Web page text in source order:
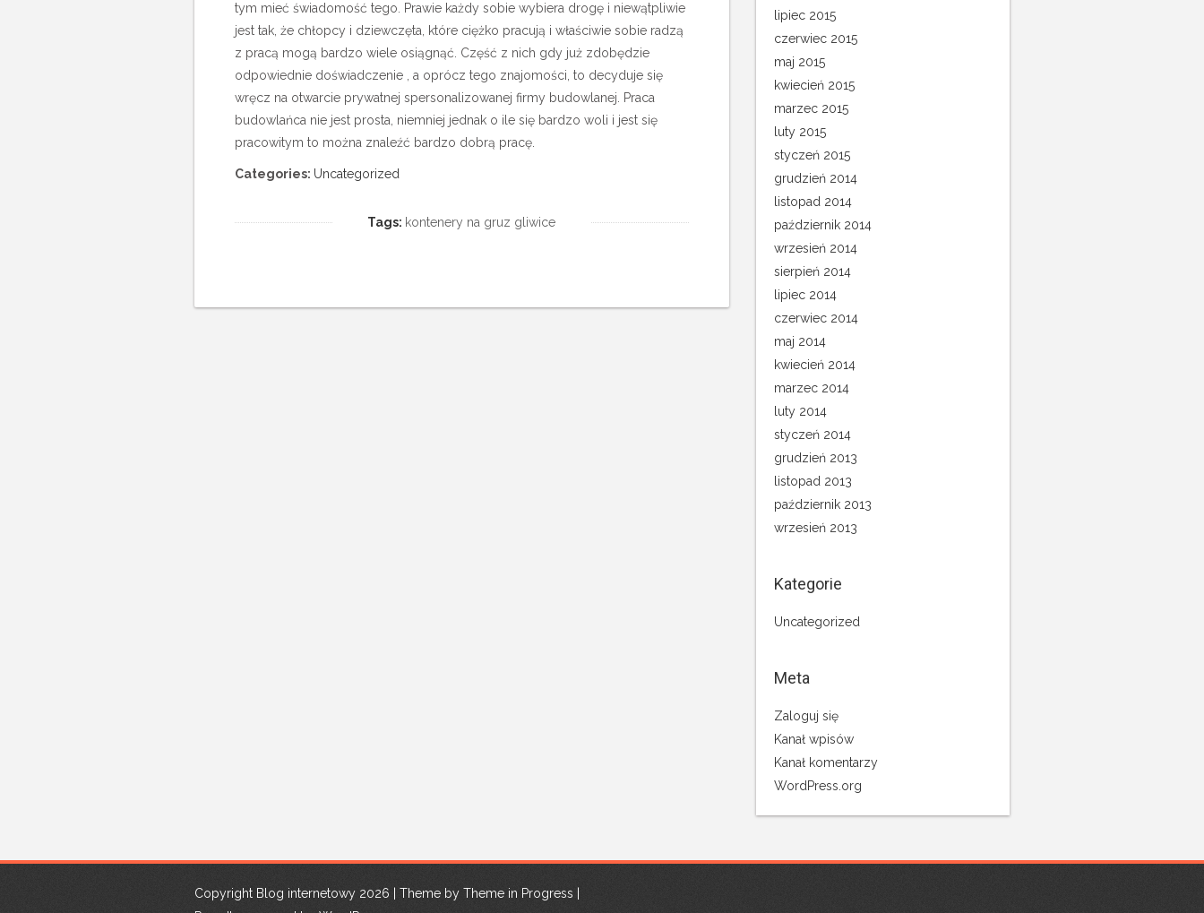
tym mieć świadomość tego. Prawie każdy sobie wybiera drogę i niewątpliwie
jest tak, że chłopcy i dziewczęta, które ciężko pracują i właściwie sobie radzą
z pracą mogą bardzo wiele osiągnąć. Część z nich gdy już zdobędzie
odpowiednie doświadczenie , a oprócz tego znajomości, to decyduje się
wręcz na otwarcie prywatnej spersonalizowanej firmy budowlanej. Praca
budowlańca nie jest prosta, niemniej jednak o ile się bardzo woli i jest się
pracowitym to można znaleźć bardzo dobrą pracę.
Categories: Uncategorized
Tags: kontenery na gruz gliwice
lipiec 2015
czerwiec 2015
maj 2015
kwiecień 2015
marzec 2015
luty 2015
styczeń 2015
grudzień 2014
listopad 2014
październik 2014
wrzesień 2014
sierpień 2014
lipiec 2014
czerwiec 2014
maj 2014
kwiecień 2014
marzec 2014
luty 2014
styczeń 2014
grudzień 2013
listopad 2013
październik 2013
wrzesień 2013
Kategorie
Uncategorized
Meta
Zaloguj się
Kanał wpisów
Kanał komentarzy
WordPress.org
Copyright Blog internetowy 2026 | Theme by Theme in Progress